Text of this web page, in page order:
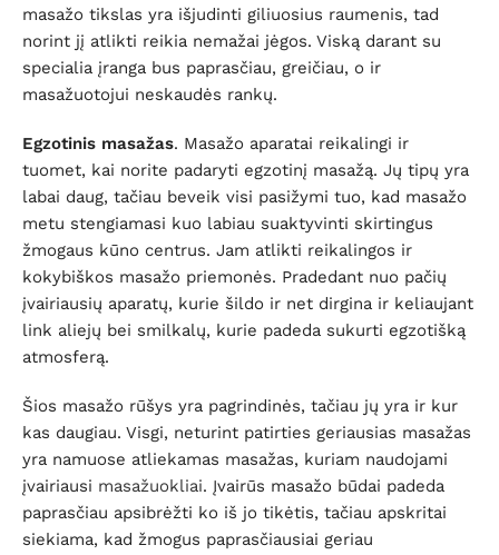
masažo tikslas yra išjudinti giliuosius raumenis, tad
norint jį atlikti reikia nemažai jėgos. Viską darant su
specialia įranga bus paprasčiau, greičiau, o ir
masažuotojui neskaudės rankų.
Egzotinis masažas. Masažo aparatai reikalingi ir
tuomet, kai norite padaryti egzotinį masažą. Jų tipų yra
labai daug, tačiau beveik visi pasižymi tuo, kad masažo
metu stengiamasi kuo labiau suaktyvinti skirtingus
žmogaus kūno centrus. Jam atlikti reikalingos ir
kokybiškos masažo priemonės. Pradedant nuo pačių
įvairiausių aparatų, kurie šildo ir net dirgina ir keliaujant
link aliejų bei smilkalų, kurie padeda sukurti egzotišką
atmosferą.
Šios masažo rūšys yra pagrindinės, tačiau jų yra ir kur
kas daugiau. Visgi, neturint patirties geriausias masažas
yra namuose atliekamas masažas, kuriam naudojami
įvairiausi masažuokliai. Įvairūs masažo būdai padeda
paprasčiau apsibrėžti ko iš jo tikėtis, tačiau apskritai
siekiama, kad žmogus paprasčiausiai geriau